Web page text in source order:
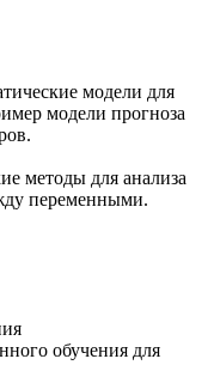
модели для
модели прогноза
методы для анализа
переменными.
обучения для